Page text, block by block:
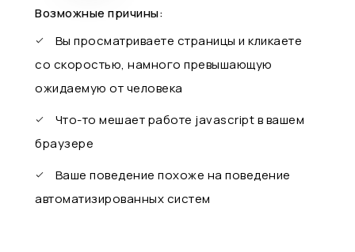
Возможные причины:
Вы просматриваете страницы и кликаете
со скоростью, намного превышающую
ожидаемую от человека
Что-то мешает работе javascript в вашем
браузере
Ваше поведение похоже на поведение
автоматизированных систем